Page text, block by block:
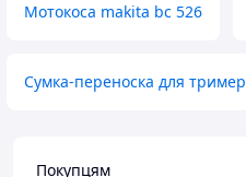
Мотокоса makita bc 526
Сумка-переноска для
Покупцям